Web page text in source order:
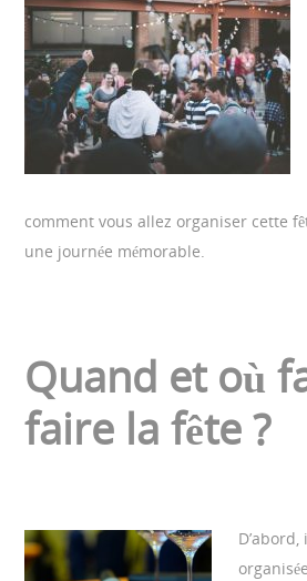
comment vous allez organiser cette
une journée mémorable.
Quand et où
faire la fête ?